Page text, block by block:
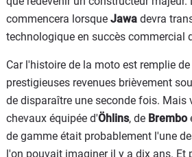
commencera lorsque Jawa devra
technologique en succès commercial
Car l'histoire de la moto est remplie
prestigieuses revenues brièvement
de disparaître une seconde fois. Mais
chevaux équipée d'Öhlins, de Brembo
de gamme était probablement l'une
l'on pouvait imaginer il y a dix ans. Et